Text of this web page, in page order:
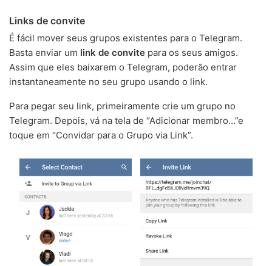
Links de convite
É fácil mover seus grupos existentes para o Telegram.
Basta enviar um link de convite para os seus amigos.
Assim que eles baixarem o Telegram, poderão entrar
instantaneamente no seu grupo usando o link.
Para pegar seu link, primeiramente crie um grupo no
Telegram. Depois, vá na tela de “Adicionar membro…”e
toque em “Convidar para o Grupo via Link”.